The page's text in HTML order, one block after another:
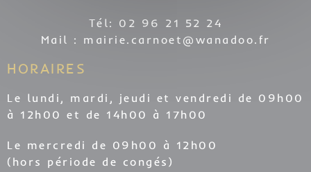
Tél: 02 96 21 52 24
Mail : mairie.carnoet@wanadoo.fr
HORAIRES
Le lundi, mardi, jeudi et vendredi de 09h00
à 12h00 et de 14h00 à 17h00
Le mercredi de 09h00 à 12h00
(hors période de congés)